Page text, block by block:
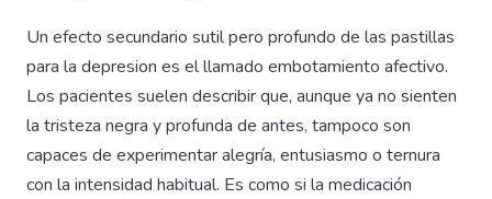
Un efecto secundario sutil pero profundo de las pastillas
para la depresion es el llamado embotamiento afectivo.
Los pacientes suelen describir que, aunque ya no sienten
la tristeza negra y profunda de antes, tampoco son
capaces de experimentar alegría, entusiasmo o ternura
con la intensidad habitual. Es como si la medicación